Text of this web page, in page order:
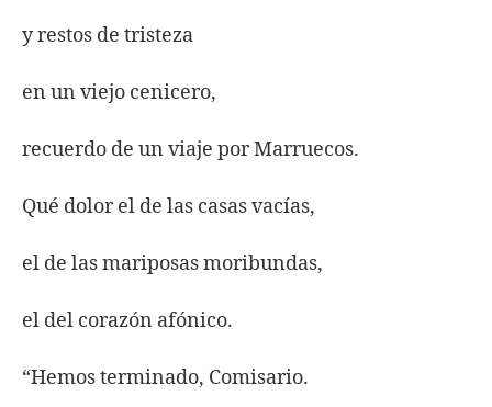
y restos de tristeza
en un viejo cenicero,
recuerdo de un viaje por Marruecos.
Qué dolor el de las casas vacías,
el de las mariposas moribundas,
el del corazón afónico.
“Hemos terminado, Comisario.